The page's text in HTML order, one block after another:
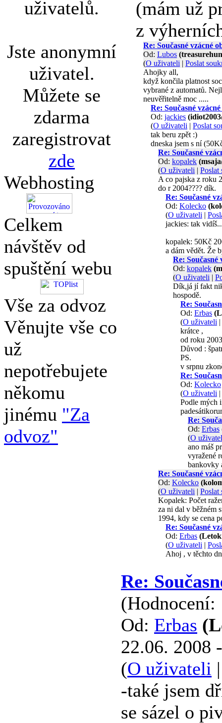
uživatelů.
Jste anonymní
uživatel.
Můžete se
zdarma
zaregistrovat
zde
Webhosting
Celkem
návštěv od
spuštění webu
Vše za odvoz
Věnujte vše co
už
nepotřebujete
někomu
jinému "Za
odvoz"
(mám už
z
Re: Současné vzácné
Od: Lubos
(O uživateli | Poslat
Ahojky all,
když končila platnost
vybrané z automatů.
neuvěřitelně moc .....
Re: Současné
Od: jackies
(O uživateli | Poslat
tak beru zpět :)
dneska jsem s ní
Re: Současné
Od: kopalek
(O uživateli | Poslat
A co pajska z roku
do r 2004???? dík.
Re: Současné
Od: Kolecko
(O uživateli |
jackies: tak
kopalek: 50Kč
a dám vědět. Že
Re: Současné
Od: kopalek
(O uživateli |
Dík,já jí fakt
hospodě.
Re:
Od: Erbas
(O uživateli |
krátce ,
od roku
Důvod :
PS.
v srpnu
Re:
Od: Kolecko
(O uživateli |
Podle mých
Re:
Od: Erbas
(O
ano máš
vyražené
bankovky
Re: Současné
Od: Kolecko
(O uživateli | Poslat
Kopalek: Počet
za ni dal v běžném
1994, kdy se cena
Re: Současné
Od: Erbas
(O uživateli |
Ahoj , v těchto
Re:
(Hodnocení:
Od: Erbas
22.06. 2008
(O uživateli
-také jsem
se sázel o